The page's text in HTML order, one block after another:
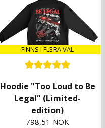
FINNS I FLERA VAL
Hoodie "Too Loud to Be
Legal" (Limited-
edition)
798,51 NOK